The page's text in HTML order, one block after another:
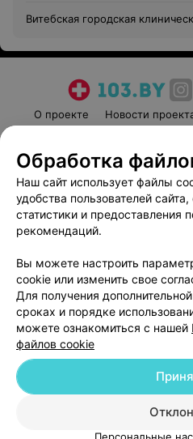
Витебская городская
О проекте Новости
Пользовательское
Вакансии
Написать
Обработка
© 2026 ООО «Артокс Лаб», УНП
Служба поддержки
Обработка
Наш сайт использует файлы
удобства пользователей
статистики и предоставления
рекомендаций.
Вы можете настроить
cookie или изменить свое
Для получения
сроках и порядке
можете ознакомиться с нашей
файлов cookie